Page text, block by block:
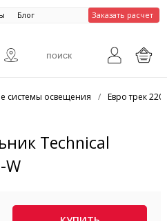
Блог Заказать расчет
системы освещения / Евро трек
Technical
W